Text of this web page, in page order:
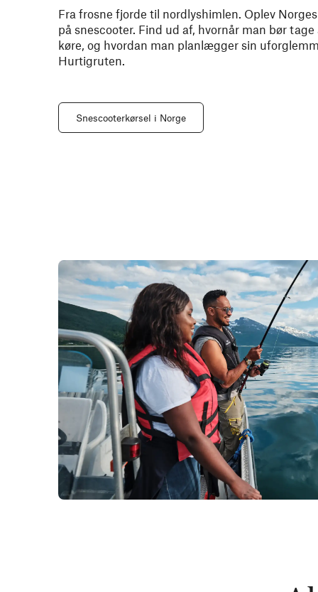
Fra frosne fjorde til nordlyshimlen. Oplev
på snescooter. Find ud af, hvornår man bør
køre, og hvordan man planlægger sin
Hurtigruten.
Snescooterkørsel i Norge